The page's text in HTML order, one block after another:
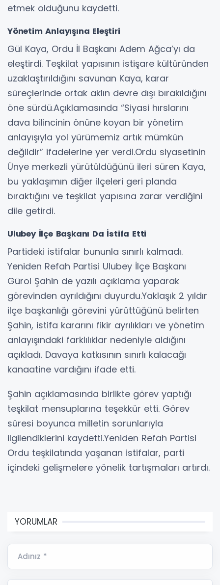
etmek olduğunu kaydetti.
Yönetim Anlayışına Eleştiri
Gül Kaya, Ordu İl Başkanı Adem Ağca’yı da
eleştirdi. Teşkilat yapısının istişare kültüründen
uzaklaştırıldığını savunan Kaya, karar
süreçlerinde ortak aklın devre dışı bırakıldığını
öne sürdü.Açıklamasında “Siyasi hırslarını
dava bilincinin önüne koyan bir yönetim
anlayışıyla yol yürümemiz artık mümkün
değildir” ifadelerine yer verdi.Ordu siyasetinin
Ünye merkezli yürütüldüğünü ileri süren Kaya,
bu yaklaşımın diğer ilçeleri geri planda
bıraktığını ve teşkilat yapısına zarar verdiğini
dile getirdi.
Ulubey İlçe Başkanı Da İstifa Etti
Partideki istifalar bununla sınırlı kalmadı.
Yeniden Refah Partisi Ulubey İlçe Başkanı
Gürol Şahin de yazılı açıklama yaparak
görevinden ayrıldığını duyurdu.Yaklaşık 2 yıldır
ilçe başkanlığı görevini yürüttüğünü belirten
Şahin, istifa kararını fikir ayrılıkları ve yönetim
anlayışındaki farklılıklar nedeniyle aldığını
açıkladı. Davaya katkısının sınırlı kalacağı
kanaatine vardığını ifade etti.
Şahin açıklamasında birlikte görev yaptığı
teşkilat mensuplarına teşekkür etti. Görev
süresi boyunca milletin sorunlarıyla
ilgilendiklerini kaydetti.Yeniden Refah Partisi
Ordu teşkilatında yaşanan istifalar, parti
içindeki gelişmelere yönelik tartışmaları artırdı.
YORUMLAR
Adınız *